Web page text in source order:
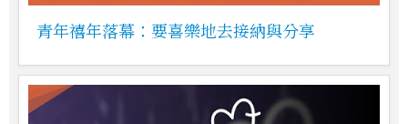
青年禧年落幕：要喜樂地去接納與分享